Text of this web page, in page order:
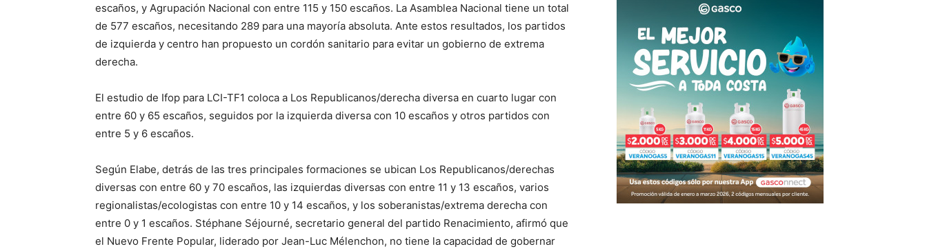
escaños, y Agrupación Nacional con entre 115 y 150 escaños. La Asamblea Nacional tiene un total
de 577 escaños, necesitando 289 para una mayoría absoluta. Ante estos resultados, los partidos
de izquierda y centro han propuesto un cordón sanitario para evitar un gobierno de extrema
derecha.
El estudio de Ifop para LCI-TF1 coloca a Los Republicanos/derecha diversa en cuarto lugar con
entre 60 y 65 escaños, seguidos por la izquierda diversa con 10 escaños y otros partidos con
entre 5 y 6 escaños.
Según Elabe, detrás de las tres principales formaciones se ubican Los Republicanos/derechas
diversas con entre 60 y 70 escaños, las izquierdas diversas con entre 11 y 13 escaños, varios
regionalistas/ecologistas con entre 10 y 14 escaños, y los soberanistas/extrema derecha con
entre 0 y 1 escaños. Stéphane Séjourné, secretario general del partido Renacimiento, afirmó que
el Nuevo Frente Popular, liderado por Jean-Luc Mélenchon, no tiene la capacidad de gobernar